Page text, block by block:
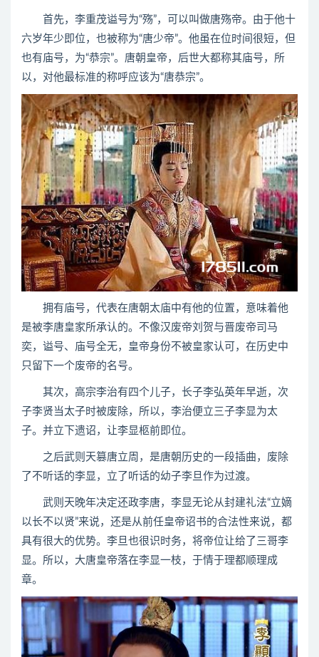
首先，李重茂谥号为“殇”，可以叫做唐殇帝。由于他十
六岁年少即位，也被称为“唐少帝”。他虽在位时间很短，但
也有庙号，为“恭宗”。唐朝皇帝，后世大都称其庙号，所
以，对他最标准的称呼应该为“唐恭宗”。
拥有庙号，代表在唐朝太庙中有他的位置，意味着他
是被李唐皇家所承认的。不像汉废帝刘贺与晋废帝司马
奕，谥号、庙号全无，皇帝身份不被皇家认可，在历史中
只留下一个废帝的名号。
其次，高宗李治有四个儿子，长子李弘英年早逝，次
子李贤当太子时被废除，所以，李治便立三子李显为太
子。并立下遗诏，让李显柩前即位。
之后武则天篡唐立周，是唐朝历史的一段插曲，废除
了不听话的李显，立了听话的幼子李旦作为过渡。
武则天晚年决定还政李唐，李显无论从封建礼法“立嫡
以长不以贤”来说，还是从前任皇帝诏书的合法性来说，都
具有很大的优势。李旦也很识时务，将帝位让给了三哥李
显。所以，大唐皇帝落在李显一枝，于情于理都顺理成
章。